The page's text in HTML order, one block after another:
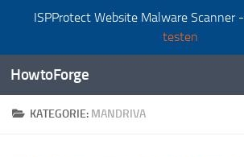
ISPProtect Website Malware Scanner -
testen
Zum Inhalt springen
HowtoForge
KATEGORIE: MANDRIVA